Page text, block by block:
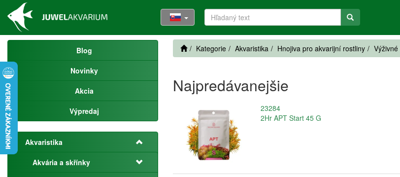
Blog
Novinky
Akcia
Výpredaj
Akvaristika
Akvária a skřínky
Kategorie Akvaristika Hnojiva pro akvarijní rostliny
Najpredávanejšie
23284
2Hr APT Start 45 G